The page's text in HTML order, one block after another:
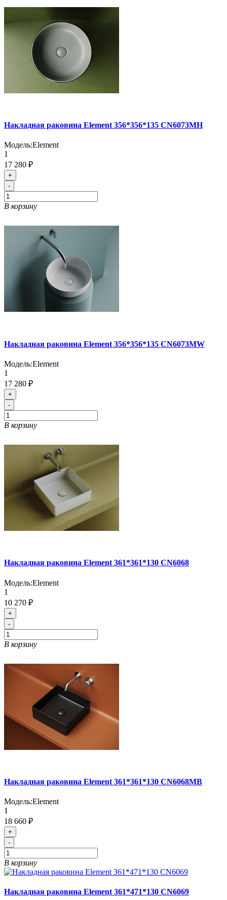
Накладная раковина Element 356*356*135 CN6073MH
Модель:Element
1
17 280 ₽
+
-
В корзину
Накладная раковина Element 356*356*135 CN6073MW
Модель:Element
1
17 280 ₽
+
-
В корзину
Накладная раковина Element 361*361*130 CN6068
Модель:Element
1
10 270 ₽
+
-
В корзину
Накладная раковина Element 361*361*130 CN6068MB
Модель:Element
1
18 660 ₽
+
-
В корзину
Накладная раковина Element 361*471*130 CN6069